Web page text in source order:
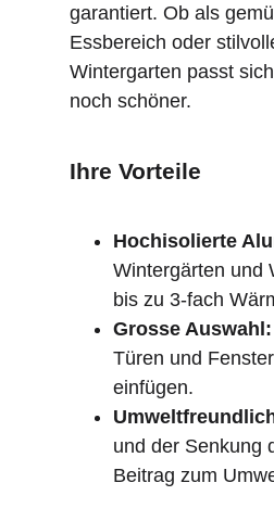
garantiert. Ob als
Essbereich oder
Wintergarten passt
noch schöner.
Ihre Vorteile
Hochisolierte
Wintergärten und
bis zu 3-fach
Grosse Auswahl:
Türen und
einfügen.
und der Senkung
Beitrag zum